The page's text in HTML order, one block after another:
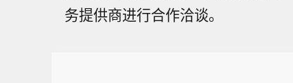
务提供商进行合作洽谈。